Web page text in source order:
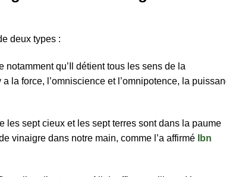
deux types :
notamment qu’Il détient tous les sens de la
la force, l’omniscience et l’omnipotence, la
les sept cieux et les sept terres sont dans la paume
vinaigre dans notre main, comme l’a affirmé
Ibn